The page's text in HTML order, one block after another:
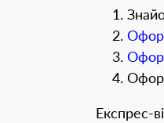
Експрес-